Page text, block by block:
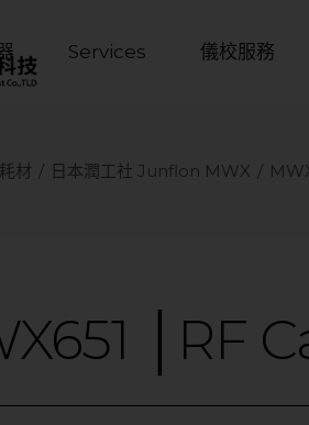
Services 儀校服務
材 日本潤工社 Junflon MWX
│RF